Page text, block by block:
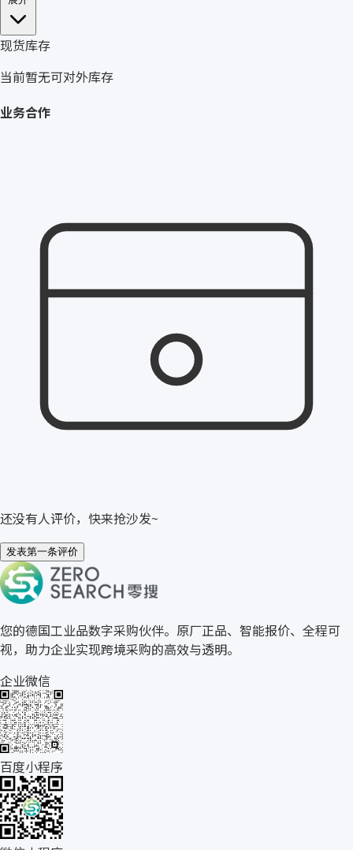
现货库存
当前暂无可对外库存
业务合作
还没有人评价，快来抢沙发~
发表第一条评价
关于零搜
您的德国工业品数字采购伙伴。原厂正品、智能报价、全程可
视，助力企业实现跨境采购的高效与透明。
企业微信
百度小程序